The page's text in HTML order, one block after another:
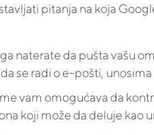
pitanja na koja
naterate da pušta vašu
se radi o e-pošti,
vam omogućava da
koji može da deluje kao